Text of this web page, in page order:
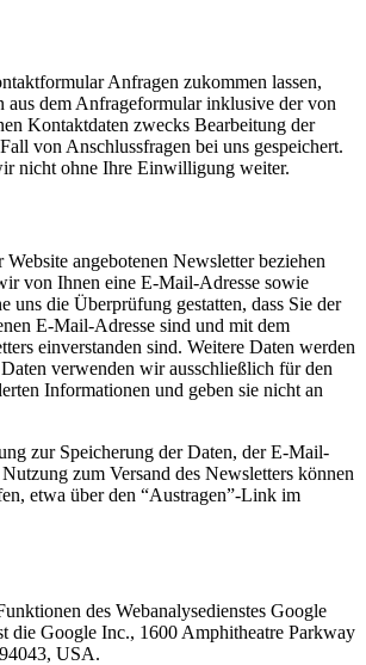
Anfragen zukommen lassen,
aus dem Anfrageformular inklusive der von
Kontaktdaten zwecks Bearbeitung der
von Anschlussfragen bei uns gespeichert.
nicht ohne Ihre Einwilligung weiter.
Website angebotenen Newsletter beziehen
von Ihnen eine E-Mail-Adresse sowie
uns die Überprüfung gestatten, dass Sie der
E-Mail-Adresse sind und mit dem
einverstanden sind. Weitere Daten werden
verwenden wir ausschließlich für den
Informationen und geben sie nicht an
zur Speicherung der Daten, der E-Mail-
zum Versand des Newsletters können
etwa über den “Austragen”-Link im
des Webanalysedienstes Google
die Google Inc., 1600 Amphitheatre Parkway
USA.